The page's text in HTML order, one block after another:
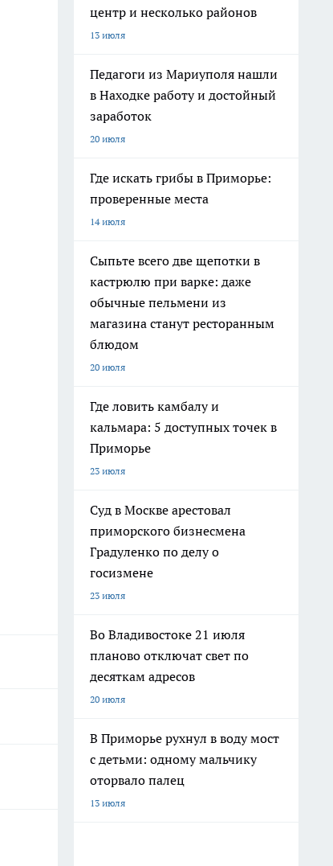
центр и несколько районов
13 июля
Педагоги из Мариуполя нашли
в Находке работу и достойный
заработок
20 июля
Где искать грибы в Приморье:
проверенные места
14 июля
Сыпьте всего две щепотки в
кастрюлю при варке: даже
обычные пельмени из
магазина станут ресторанным
блюдом
20 июля
Где ловить камбалу и
кальмара: 5 доступных точек в
Приморье
23 июля
Суд в Москве арестовал
приморского бизнесмена
Градуленко по делу о
госизмене
23 июля
Во Владивостоке 21 июля
планово отключат свет по
десяткам адресов
20 июля
В Приморье рухнул в воду мост
с детьми: одному мальчику
оторвало палец
13 июля